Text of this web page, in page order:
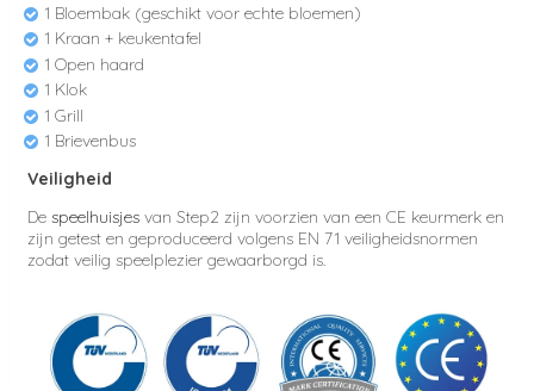
1 Bloembak (geschikt voor echte bloemen)
1 Kraan + keukentafel
1 Open haard
1 Klok
1 Grill
1 Brievenbus
Veiligheid
De speelhuisjes van Step2 zijn voorzien van een CE keurmerk en
zijn getest en geproduceerd volgens EN 71 veiligheidsnormen
zodat veilig speelplezier gewaarborgd is.